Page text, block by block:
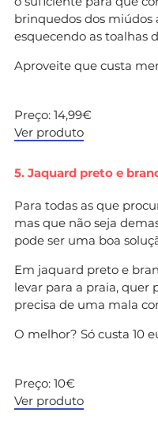
brinquedos dos miúdos
esquecendo as toalhas
Aproveite que custa
Preço: 14,99€
Ver produto
5. Jaquard preto e
Para todas as que
mas que não seja
pode ser uma boa
Em jaquard preto e
levar para a praia, quer
precisa de uma mala
O melhor? Só custa 10
Preço: 10€
Ver produto